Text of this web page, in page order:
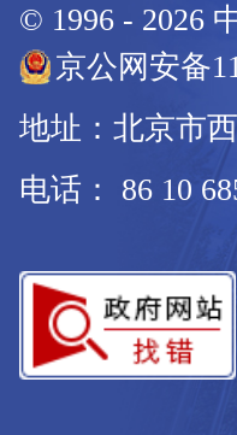
© 1996 - 2026
京公网安备
地址：北京市
电话： 86 10